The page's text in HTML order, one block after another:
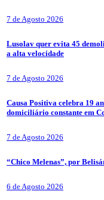
7 de Agosto 2026
Lusolav quer evita 45
a alta velocidade
7 de Agosto 2026
Causa Positiva celebra 19
domiciliário constante em
7 de Agosto 2026
“Chico Melenas”, por
6 de Agosto 2026